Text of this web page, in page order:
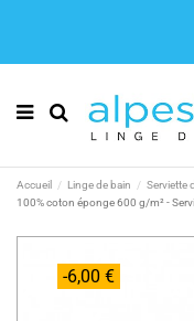
Accueil Linge de bain Serviette
100% coton éponge 600 g/m² -
-6,00 €